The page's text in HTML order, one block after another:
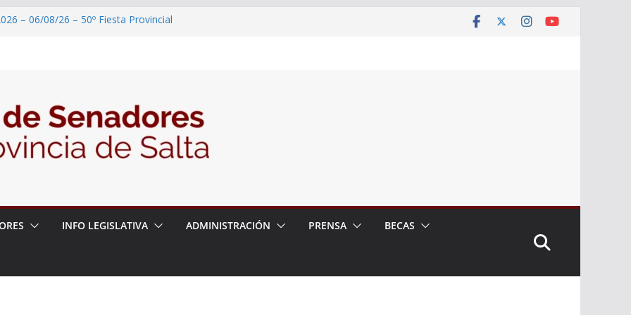
– 06/08/26 – 50º Fiesta Provincial
del Dr. Víctor Alfredo Frías
– 06/08/26 – 82° Edición de la Expo
– 06/08/26 – “Historia y memoria
del pueblo Kolla en el municipio de
INFO LEGISLATIVA ADMINISTRACIÓN PRENSA BECAS